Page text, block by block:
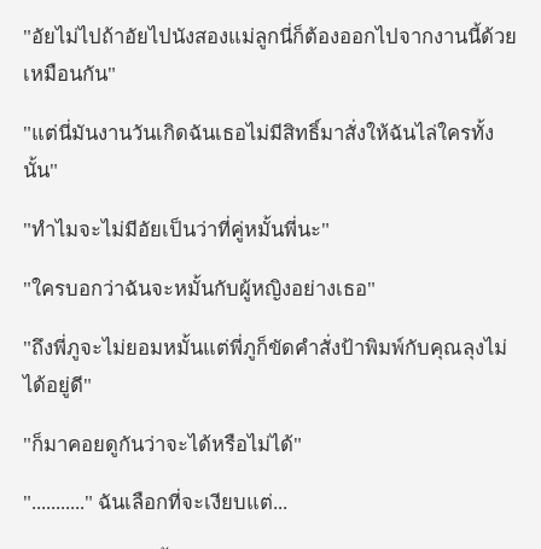
งแม่ลูกนี่ก็ต้องออกไปจ
ันเธอไม่มีสิทธิ์มาสั่
ัยเป็นว่าที่ค
จะหมั้นกับผู้
ต่พี่ภูก็ขัดคำสั่งป้าพิ
ันว่าจะได้ห
" ฉันเลือกที